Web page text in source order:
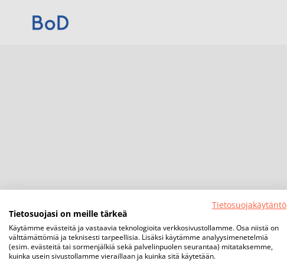
Tietosuojakäytäntö
Tietosuojasi on meille tärkeä
Käytämme evästeitä ja vastaavia teknologioita verkkosivustollamme. Osa niistä on
välttämättömiä ja teknisesti tarpeellisia. Lisäksi käytämme analyysimenetelmiä
(esim. evästeitä tai sormenjälkiä sekä palvelinpuolen seurantaa) mitataksemme,
kuinka usein sivustollamme vieraillaan ja kuinka sitä käytetään.